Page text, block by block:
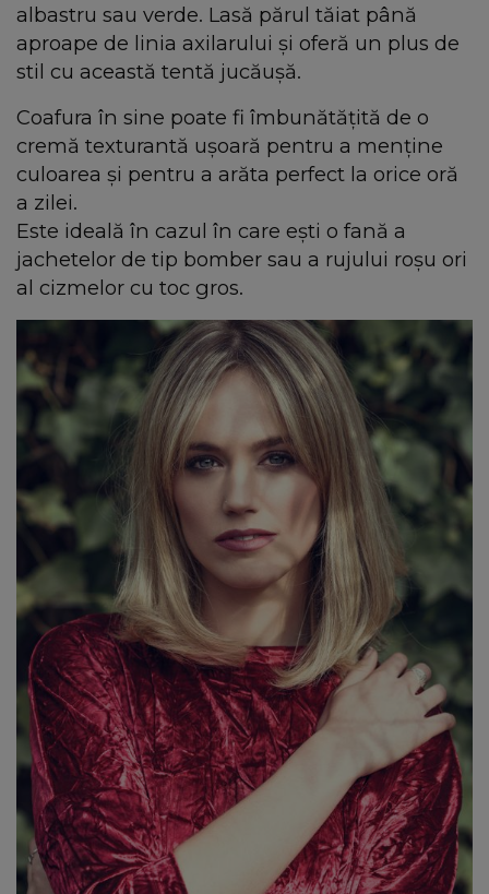
albastru sau verde. Lasă părul tăiat până
aproape de linia axilarului și oferă un plus de
stil cu această tentă jucăușă.
Coafura în sine poate fi îmbunătățită de o
cremă texturantă ușoară pentru a menține
culoarea și pentru a arăta perfect la orice oră
a zilei.
Este ideală în cazul în care ești o fană a
jachetelor de tip bomber sau a rujului roșu ori
al cizmelor cu toc gros.